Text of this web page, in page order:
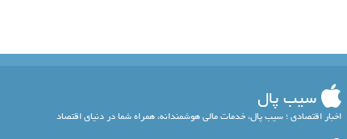
سیب پال
اخبار اقتصادی ؛ سیب پال، خدمات مالی هوشمندانه، همراه شما در دنیای اقتصاد